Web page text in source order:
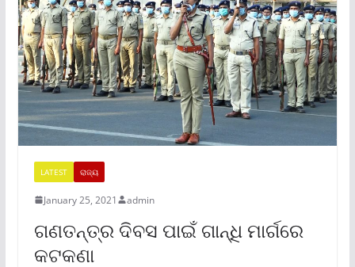
LATEST ରାଜ୍ୟ
January 25, 2021 admin
ଗଣତନ୍ତ୍ର ଦିବସ ପାଇଁ ଗାନ୍ଧି ମାର୍ଗରେ
କଟକଣା